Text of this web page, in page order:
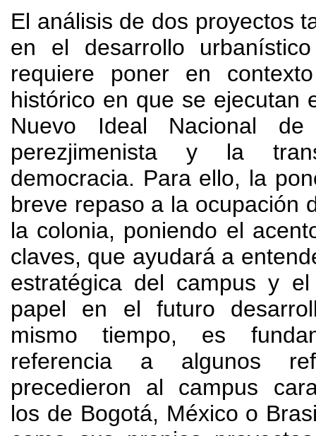
El análisis de dos proyectos
en el desarrollo
requiere poner en
histórico en que se ejecutan
Nuevo Ideal Nacional
perezjimenista y la
democracia. Para ello, la
breve repaso a la ocupación
la colonia, poniendo el
claves, que ayudará a
estratégica del campus y el
papel en el futuro
mismo tiempo, es
referencia a algunos
precedieron al campus
los de Bogotá, México o